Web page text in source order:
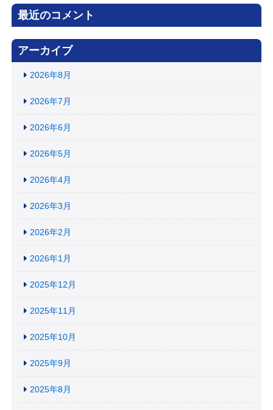
最近のコメント
アーカイブ
2026年8月
2026年7月
2026年6月
2026年5月
2026年4月
2026年3月
2026年2月
2026年1月
2025年12月
2025年11月
2025年10月
2025年9月
2025年8月